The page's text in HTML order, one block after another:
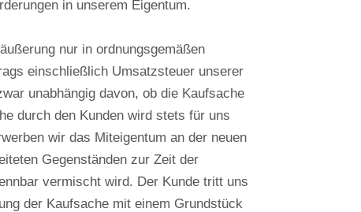
in unserem Eigentum.
nur in ordnungsgemäßen
einschließlich Umsatzsteuer unserer
unabhängig davon, ob die Kaufsache
durch den Kunden wird stets für uns
wir das Miteigentum an der neuen
Gegenständen zur Zeit der
vermischt wird. Der Kunde tritt uns
der Kaufsache mit einem Grundstück